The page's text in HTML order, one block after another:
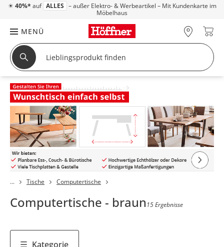
☀ 40%* auf ALLES – außer Elektro- & Werbeartikel – Mit Kundenkarte im
Möbelhaus
MENÜ
Tische Computertische
Computertische - braun 15 Ergebnisse
Kategorie